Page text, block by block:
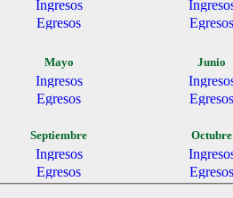
Mayo Junio
Septiembre Octubre